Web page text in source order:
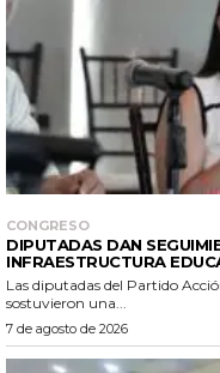
CONGRESO
DIPUTADAS DAN
INFRAESTRUCTURA
Las diputadas del Partido
sostuvieron una...
7 de agosto de 2026